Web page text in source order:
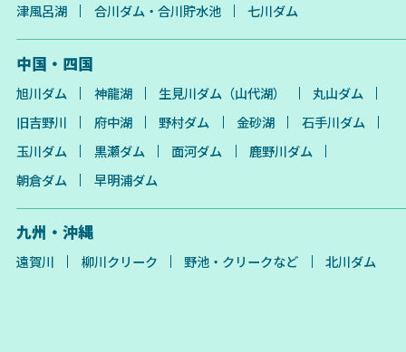
津風呂湖
合川ダム・合川貯水池 七川ダム
中国・四国
旭川ダム 神龍湖 生見川ダム（山代湖）
丸山ダム
旧吉野川
府中湖 野村ダム 金砂湖
石手川ダム
玉川ダム
黒瀬ダム 面河ダム
鹿野川ダム
朝倉ダム
早明浦ダム
九州・沖縄
遠賀川 柳川クリーク 野池・クリークなど 北川ダム